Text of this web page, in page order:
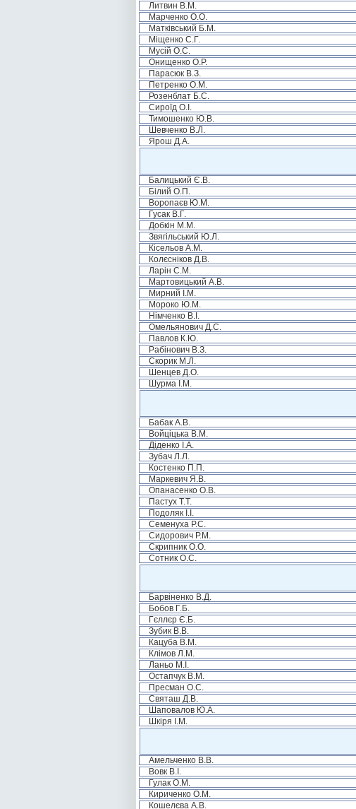
Литвин В.М.
Марченко О.О.
Матківський Б.М.
Міщенко С.Г.
Мусій О.С.
Онищенко О.Р.
Парасюк В.З.
Петренко О.М.
Розенблат Б.С.
Сироїд О.І.
Тимошенко Ю.В.
Шевченко В.Л.
Ярош Д.А.
Балицький Є.В.
Білий О.П.
Воропаєв Ю.М.
Гусак В.Г.
Добкін М.М.
Звягільський Ю.Л.
Кісельов А.М.
Колєсніков Д.В.
Ларін С.М.
Мартовицький А.В.
Мирний І.М.
Мороко Ю.М.
Німченко В.І.
Омельянович Д.С.
Павлов К.Ю.
Рабінович В.З.
Скорик М.Л.
Шенцев Д.О.
Шурма І.М.
Бабак А.В.
Войціцька В.М.
Діденко І.А.
Зубач Л.Л.
Костенко П.П.
Маркевич Я.В.
Опанасенко О.В.
Пастух Т.Т.
Подоляк І.І.
Семенуха Р.С.
Сидорович Р.М.
Скрипник О.О.
Сотник О.С.
Барвіненко В.Д.
Бобов Г.Б.
Гєллєр Є.Б.
Зубик В.В.
Кацуба В.М.
Клімов Л.М.
Ланьо М.І.
Остапчук В.М.
Пресман О.С.
Святаш Д.В.
Шаповалов Ю.А.
Шкіря І.М.
Амельченко В.В.
Вовк В.І.
Гулак О.М.
Кириченко О.М.
Кошелєва А.В.